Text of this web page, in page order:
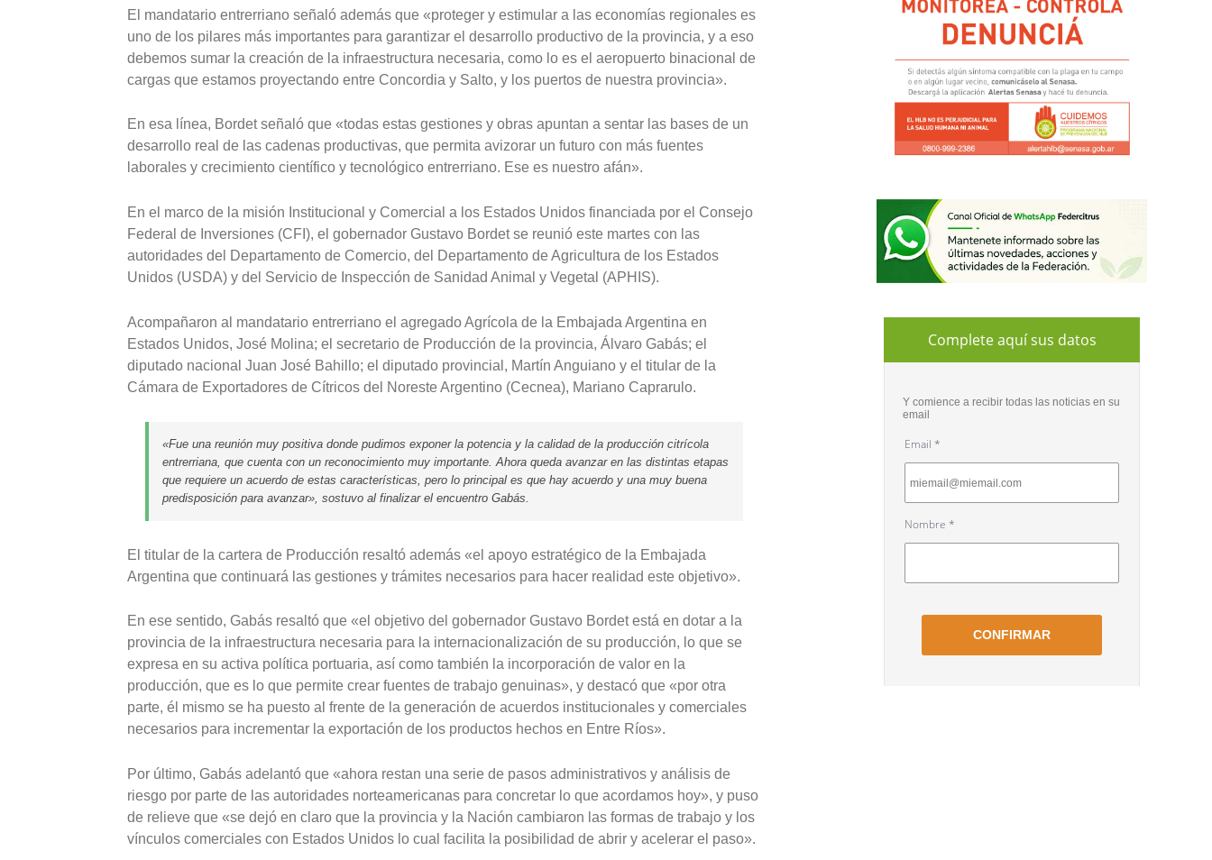
El mandatario entrerriano señaló además que «proteger y estimular a las economías regionales es
uno de los pilares más importantes para garantizar el desarrollo productivo de la provincia, y a eso
debemos sumar la creación de la infraestructura necesaria, como lo es el aeropuerto binacional de
cargas que estamos proyectando entre Concordia y Salto, y los puertos de nuestra provincia».
En esa línea, Bordet señaló que «todas estas gestiones y obras apuntan a sentar las bases de un
desarrollo real de las cadenas productivas, que permita avizorar un futuro con más fuentes
laborales y crecimiento científico y tecnológico entrerriano. Ese es nuestro afán».
En el marco de la misión Institucional y Comercial a los Estados Unidos financiada por el Consejo
Federal de Inversiones (CFI), el gobernador Gustavo Bordet se reunió este martes con las
autoridades del Departamento de Comercio, del Departamento de Agricultura de los Estados
Unidos (USDA) y del Servicio de Inspección de Sanidad Animal y Vegetal (APHIS).
Acompañaron al mandatario entrerriano el agregado Agrícola de la Embajada Argentina en
Estados Unidos, José Molina; el secretario de Producción de la provincia, Álvaro Gabás; el
diputado nacional Juan José Bahillo; el diputado provincial, Martín Anguiano y el titular de la
Cámara de Exportadores de Cítricos del Noreste Argentino (Cecnea), Mariano Caprarulo.
«Fue una reunión muy positiva donde pudimos exponer la potencia y la calidad de la producción citrícola
entrerriana, que cuenta con un reconocimiento muy importante. Ahora queda avanzar en las distintas etapas
que requiere un acuerdo de estas características, pero lo principal es que hay acuerdo y una muy buena
predisposición para avanzar», sostuvo al finalizar el encuentro Gabás.
El titular de la cartera de Producción resaltó además «el apoyo estratégico de la Embajada
Argentina que continuará las gestiones y trámites necesarios para hacer realidad este objetivo».
En ese sentido, Gabás resaltó que «el objetivo del gobernador Gustavo Bordet está en dotar a la
provincia de la infraestructura necesaria para la internacionalización de su producción, lo que se
expresa en su activa política portuaria, así como también la incorporación de valor en la
producción, que es lo que permite crear fuentes de trabajo genuinas», y destacó que «por otra
parte, él mismo se ha puesto al frente de la generación de acuerdos institucionales y comerciales
necesarios para incrementar la exportación de los productos hechos en Entre Ríos».
Por último, Gabás adelantó que «ahora restan una serie de pasos administrativos y análisis de
riesgo por parte de las autoridades norteamericanas para concretar lo que acordamos hoy», y puso
de relieve que «se dejó en claro que la provincia y la Nación cambiaron las formas de trabajo y los
vínculos comerciales con Estados Unidos lo cual facilita la posibilidad de abrir y acelerar el paso».